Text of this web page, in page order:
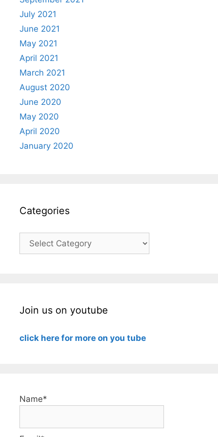
July 2021
June 2021
May 2021
April 2021
March 2021
August 2020
June 2020
May 2020
April 2020
January 2020
Categories
Categories
Join us on youtube
click here for more on you tube
Name*